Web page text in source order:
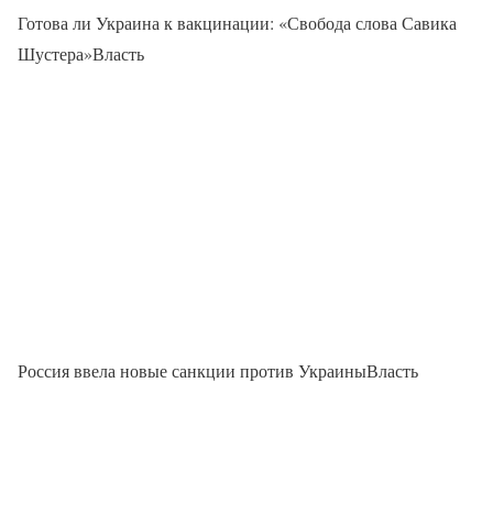
Готова ли Украина к вакцинации: «Свобода слова Савика
Шустера»Власть
Россия ввела новые санкции против УкраиныВласть